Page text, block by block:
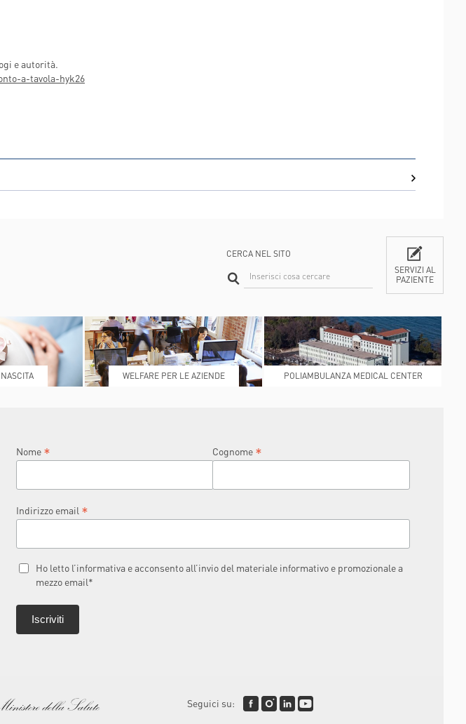
e autorità.
a-tavola-hyk26
SERVIZI AL
PAZIENTE
CONTATTI
CERCA NEL SITO
WELFARE PER LE AZIENDE
POLIAMBULANZA MEDICAL CENTER
Nome * Cognome *
Indirizzo email *
Ho letto l’informativa e acconsento all’invio del materiale informativo e promozionale a
mezzo email*
Seguici su: